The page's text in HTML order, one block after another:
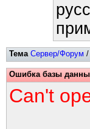
Тема Сервер/Форум /
Ошибка базы
Can't